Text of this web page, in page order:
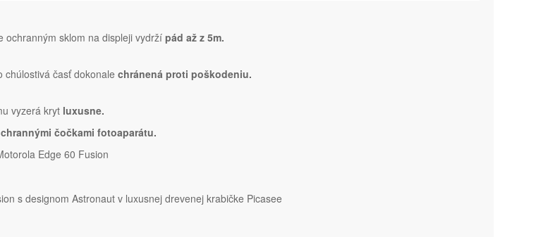
ochranným sklom na displeji vydrží pád až z 5m.
časť dokonale chránená proti poškodeniu.
vyzerá kryt luxusne.
čočkami fotoaparátu.
Edge 60 Fusion
s designom Astronaut v luxusnej drevenej krabičke Picasee